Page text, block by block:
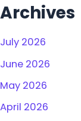
Archives
July 2026
June 2026
May 2026
April 2026